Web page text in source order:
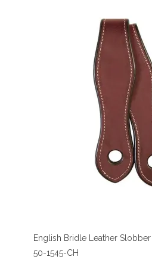
English Bridle Leather
50-1545-CH